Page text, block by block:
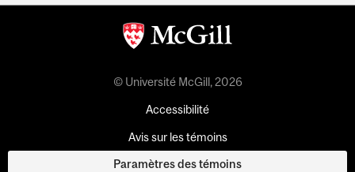
© Université McGill, 2026
Accessibilité
Avis sur les témoins
Paramètres des témoins